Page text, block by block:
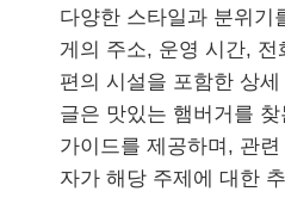
다양한 스타일과 분위기
게의 주소, 운영 시간, 전
편의 시설을 포함한 상
글은 맛있는 햄버거를
가이드를 제공하며, 관
자가 해당 주제에 대한